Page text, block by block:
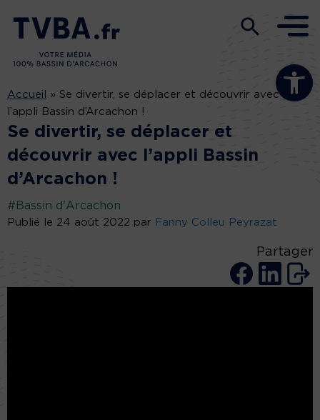
Ouvrir la
Accueil » Se divertir, se déplacer et découvrir avec
l’appli Bassin d’Arcachon !
Se divertir, se déplacer et
découvrir avec l’appli Bassin
d’Arcachon !
#Bassin d'Arcachon
Publié le 24 août 2022 par Fanny Colleu Peyrazat
Partager